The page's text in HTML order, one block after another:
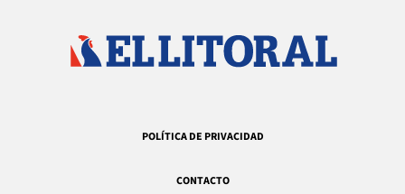
POLÍTICA DE PRIVACIDAD
CONTACTO